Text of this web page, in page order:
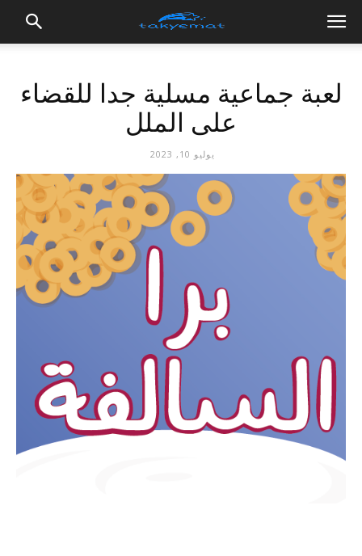
لعبة جماعية مسلية جدا للقضاء
على الملل
يوليو 10, 2023